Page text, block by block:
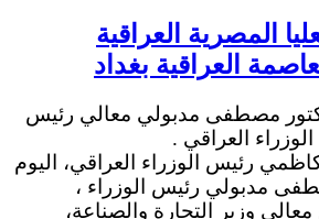
المصرية العراقية
العراقية بغداد
مصطفى مدبولي معالي رئيس
العراقي .
رئيس الوزراء العراقي، اليوم
مدبولي رئيس الوزراء ،
وزير التجارة والصناعة،